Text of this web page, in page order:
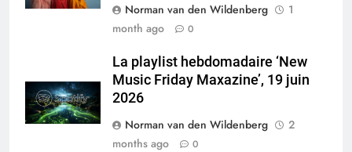
Norman van den Wildenberg
1
month ago
0
La playlist hebdomadaire ‘New
Music Friday Maxazine’, 19 juin
2026
Norman van den Wildenberg
2
months ago
0